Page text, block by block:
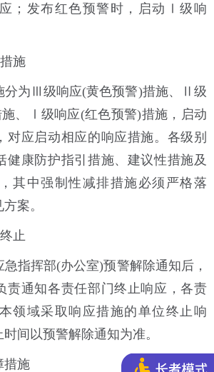
；发布红色预警时，启动Ⅰ级响
施
为Ⅲ级响应(黄色预警)措施、Ⅱ级
、Ⅰ级响应(红色预警)措施，启动
对应启动相应的响应措施。各级别
健康防护指引措施、建议性措施及
其中强制性减排措施必须严格落
案。
止
挥部(办公室)预警解除通知后，
责通知各责任部门终止响应，各责
领域采取响应措施的单位终止响
间以预警解除通知为准。
施